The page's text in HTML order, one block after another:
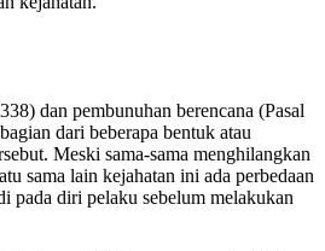
dan pembunuhan berencana (Pasal
dari beberapa bentuk atau
Meski sama-sama menghilangkan
sama lain kejahatan ini ada perbedaan
pada diri pelaku sebelum melakukan